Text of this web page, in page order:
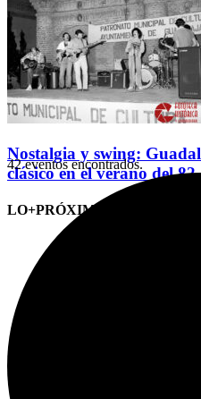
Nostalgia y swing:
clásico en el verano del 82
LO+PRÓXIMO (CITAS)
42 eventos encontrados.